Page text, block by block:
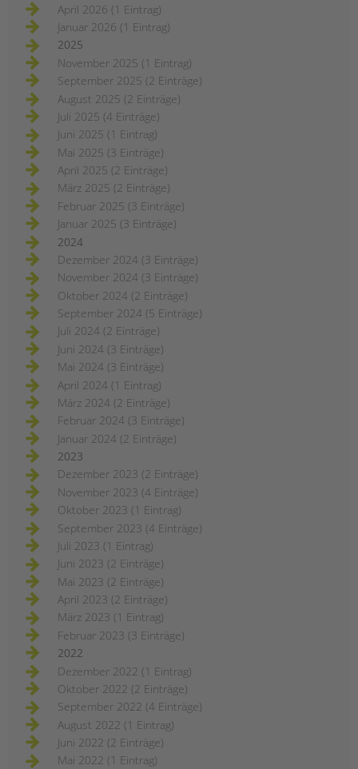
April 2026 (1 Eintrag)
Januar 2026 (1 Eintrag)
2025
November 2025 (1 Eintrag)
September 2025 (2 Einträge)
August 2025 (2 Einträge)
Juli 2025 (4 Einträge)
Juni 2025 (1 Eintrag)
Mai 2025 (3 Einträge)
April 2025 (2 Einträge)
März 2025 (2 Einträge)
Februar 2025 (3 Einträge)
Januar 2025 (3 Einträge)
2024
Dezember 2024 (3 Einträge)
November 2024 (3 Einträge)
Oktober 2024 (2 Einträge)
September 2024 (5 Einträge)
Juli 2024 (2 Einträge)
Juni 2024 (3 Einträge)
Mai 2024 (3 Einträge)
April 2024 (1 Eintrag)
März 2024 (2 Einträge)
Februar 2024 (3 Einträge)
Januar 2024 (2 Einträge)
2023
Dezember 2023 (2 Einträge)
November 2023 (4 Einträge)
Oktober 2023 (1 Eintrag)
September 2023 (4 Einträge)
Juli 2023 (1 Eintrag)
Juni 2023 (2 Einträge)
Mai 2023 (2 Einträge)
April 2023 (2 Einträge)
März 2023 (1 Eintrag)
Februar 2023 (3 Einträge)
2022
Dezember 2022 (1 Eintrag)
Oktober 2022 (2 Einträge)
September 2022 (4 Einträge)
August 2022 (1 Eintrag)
Juni 2022 (2 Einträge)
Mai 2022 (1 Eintrag)